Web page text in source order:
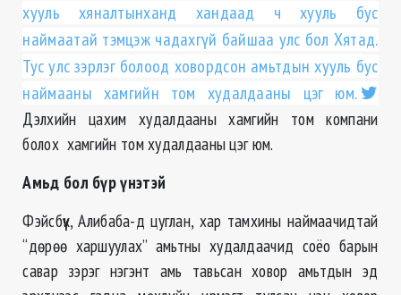
хууль хяналтынханд хандаад ч хууль бус
наймаатай тэмцэж чадахгүй байшаа улс бол Хятад.
Тус улс зэрлэг болоод ховордсон амьтдын хууль бус
наймааны хамгийн том худалдааны цэг юм.
Дэлхийн цахим худалдааны хамгийн том компани
болох хамгийн том худалдааны цэг юм.
Амьд бол бүр үнэтэй
Фэйсбүүк, Алибаба-д цуглан, хар тамхины наймаачидтай
“дөрөө харшуулах” амьтны худалдаачид соёо барын
савар зэрэг нэгэнт амь тавьсан ховор амьтдын эд